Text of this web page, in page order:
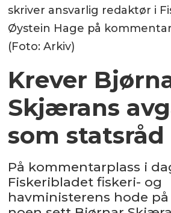
skriver ansvarlig redaktør i
Øystein Hage på
(Foto: Arkiv)
Krever
Skjærans
som statsråd
På kommentarplass i
Fiskeribladet fiskeri- og
havministerens hode på